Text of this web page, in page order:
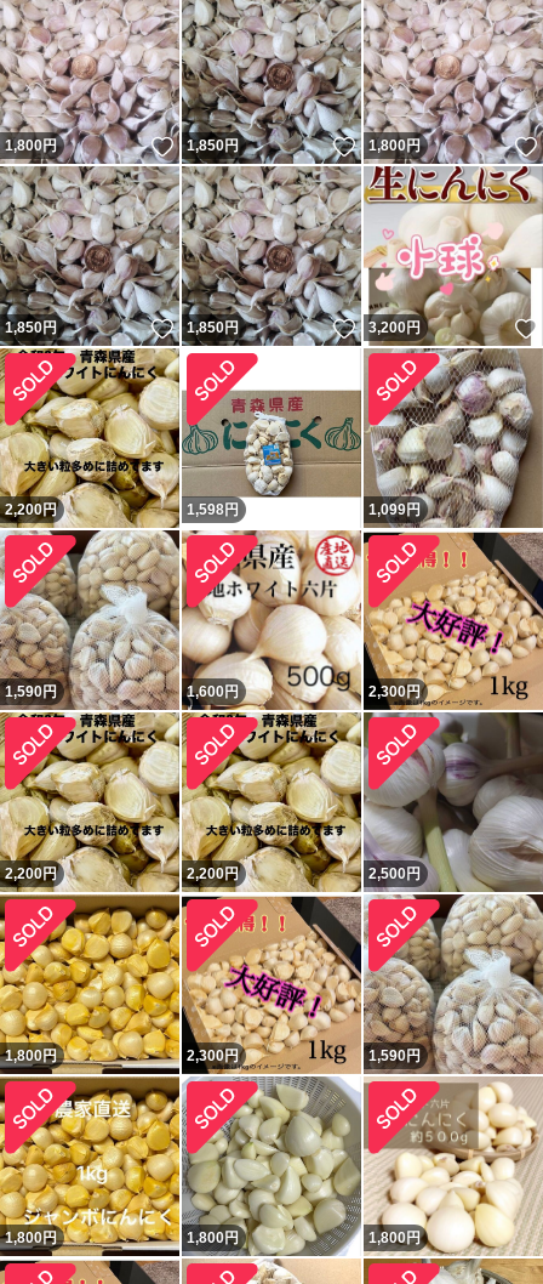
1,800円 いいね！
1,850円 いいね！
1,800円
1,850円 いいね！
1,850円 いいね！
3,200円
2,200円 1,598円 1,099円
1,590円 1,600円 2,300円
2,200円 2,200円 2,500円
1,800円 2,300円 1,590円
1,800円 1,800円 1,800円